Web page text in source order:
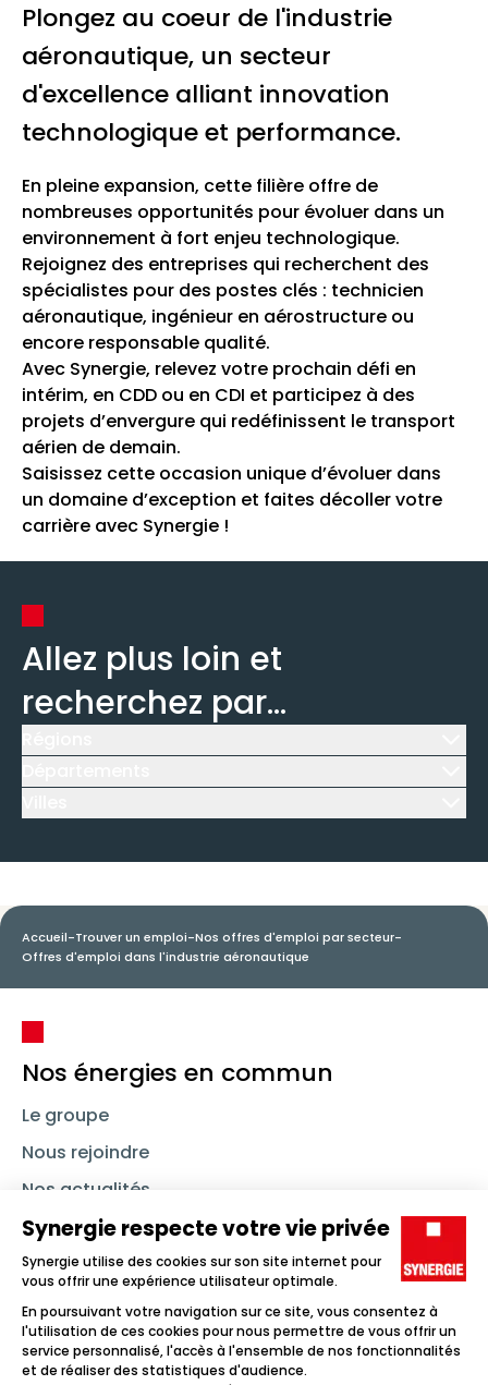
Plongez au coeur de l'industrie
aéronautique, un secteur
d'excellence alliant innovation
technologique et performance.
En pleine expansion, cette filière offre de
nombreuses opportunités pour évoluer dans un
environnement à fort enjeu technologique.
Rejoignez des entreprises qui recherchent des
spécialistes pour des postes clés : technicien
aéronautique, ingénieur en aérostructure ou
encore responsable qualité.
Avec Synergie, relevez votre prochain défi en
intérim, en CDD ou en CDI et participez à des
projets d’envergure qui redéfinissent le transport
aérien de demain.
Saisissez cette occasion unique d’évoluer dans
un domaine d’exception et faites décoller votre
carrière avec Synergie !
Allez plus loin et
recherchez par...
Accueil-Trouver un emploi-Nos offres d'emploi par secteur-
Offres d'emploi dans l'industrie aéronautique
Nos énergies en commun
Le groupe
Nous rejoindre
Nos actualités
Nous contacter
Linkedin SynergieInstagramTikTok Youtube